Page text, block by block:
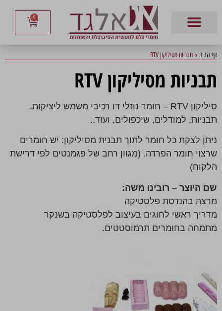
0
דף הבית »תבניות מסיליקון RTV
תבניות מסיליקון RTV
סיליקון RTV – חומר נוזלי דו רכיבי משמש ליציקות,
תבניות, למודלים, שיכפולים, ועוד..
ניתן לצקת כל חומר לתוך תבנית מסיליקון: יש חומרים
שרצוי חומר הפרדה. (מגוון רחב של פגמנטים לפי דרישת
הלקוח)
שם היוצר – רובינו משה:
מרצה בהנדסת פלסטיקה
מדריך ראשי לחוגים בעיצוב לפלסטיקה בשנקר
מתמחה בחומרים תרמוסטטים.